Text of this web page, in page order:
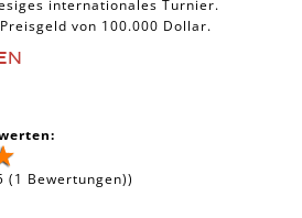
internationales Turnier.
von 100.000 Dollar.
(1 Bewertungen))